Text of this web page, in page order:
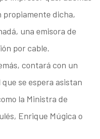
propiamente dicha,
una emisora de
por cable.
contará con un
se espera asistan
la Ministra de
Enrique Múgica o